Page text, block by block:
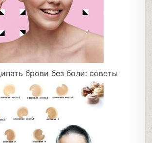
брови без боли: советы